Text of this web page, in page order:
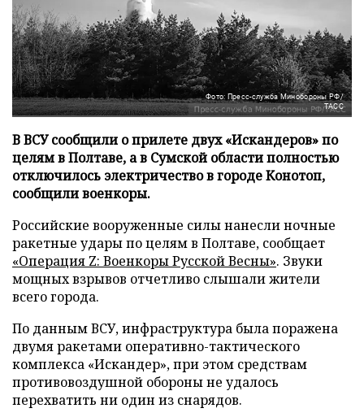
Фото: Пресс-служба Минобороны РФ/
ТАСС
В ВСУ сообщили о прилете двух «Искандеров» по
целям в Полтаве, а в Сумской области полностью
отключилось электричество в городе Конотоп,
сообщили военкоры.
Российские вооруженные силы нанесли ночные
ракетные удары по целям в Полтаве, сообщает
«Операция Z: Военкоры Русской Весны». Звуки
мощных взрывов отчетливо слышали жители
всего города.
По данным ВСУ, инфраструктура была поражена
двумя ракетами оперативно-тактического
комплекса «Искандер», при этом средствам
противовоздушной обороны не удалось
перехватить ни один из снарядов.